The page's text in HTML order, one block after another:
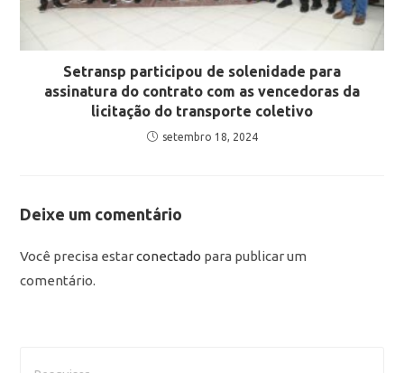
Setransp participou de solenidade para
assinatura do contrato com as vencedoras da
licitação do transporte coletivo
setembro 18, 2024
Deixe um comentário
Você precisa estarconectado para publicar um
comentário.